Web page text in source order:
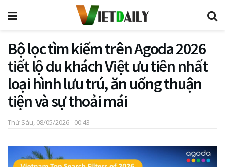
Bộ lọc tìm kiếm trên Agoda 2026
tiết lộ du khách Việt ưu tiên nhất
loại hình lưu trú, ăn uống thuận
tiện và sự thoải mái
Thứ Sáu, 08/05/2026 - 00:43